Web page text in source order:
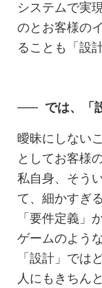
システムで実
のとお客様の
ることも「設
では、「
曖昧にしない
としてお客様
私自身、そう
て、細かすぎ
「要件定義」
ゲームのよう
「設計」では
人にもきちん